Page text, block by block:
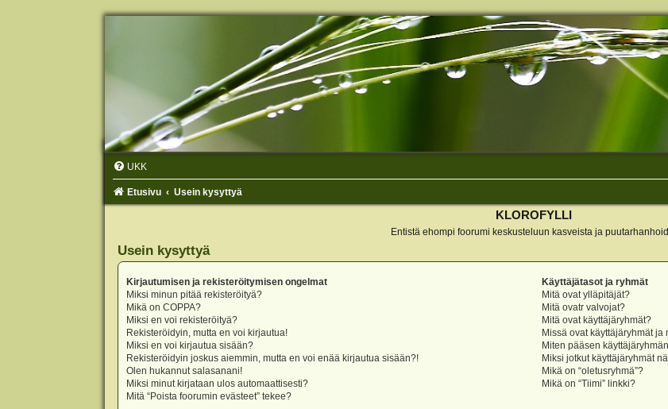
UKK
Etusivu Usein kysyttyä
KLOROFYLLI
Entistä ehompi foorumi keskusteluun kasveista ja
Usein kysyttyä
Kirjautumisen ja rekisteröitymisen ongelmat
Miksi minun pitää rekisteröityä?
Mikä on COPPA?
Miksi en voi rekisteröityä?
Rekisteröidyin, mutta en voi kirjautua!
Miksi en voi kirjautua sisään?
Rekisteröidyin joskus aiemmin, mutta en voi enää kirjautua sisään?!
Olen hukannut salasanani!
Miksi minut kirjataan ulos automaattisesti?
Mitä “Poista foorumin evästeet” tekee?
Käyttäjätasot ja ryhmät
Mitä ovat ylläpitäjät?
Mitä ovatr valvojat?
Mitä ovat käyttäjäryhmät?
Missä ovat käyttäjäryhmät
Miten pääsen
Miksi jotkut käyttäjäryhmät
Mikä on “oletusryhmä”?
Mikä on “Tiimi” linkki?